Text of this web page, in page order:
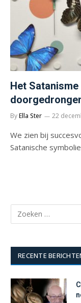
Het
ByElla Ster 22
We zien bij
Satanische
RECENTE